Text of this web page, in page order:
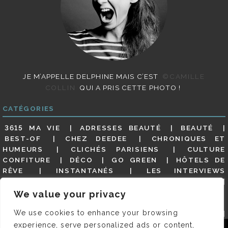
We value your privacy
We use cookies to enhance your browsing
experience, serve personalized ads or content,
JE M’APPELLE DELPHINE MAIS C’EST
©CAMILLE
COLLIN
QUI A PRIS CETTE PHOTO !
CATÉGORIES
3615 MA VIE ADRESSES BEAUTÉ
BEAUTÉ
BEST-OF
CHEZ DEEDEE
CHRONIQUES ET
HUMEURS
CLICHÉS PARISIENS
CULTURE
CONFITURE
DÉCO GO GREEN
HÔTELS DE
RÊVE
INSTANTANÉS
LES INTERVIEWS
MES ADRESSES
MODE NON CLASSÉ
GUIDE
PARIS EN PHOTOS
RESTAURANTS
REVUE DE PRESSE DÉTAILLÉE, SIOU PLAIT